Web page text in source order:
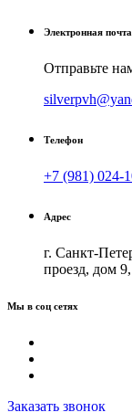
Электронная почта
Отправьте
Телефон
+7 (981) 024-
Адрес
г. Санкт-
проезд, дом
Мы в соц сетях
Заказать звонок